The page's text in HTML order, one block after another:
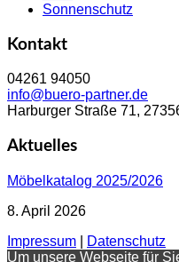
Sonnenschutz
Kontakt
04261 94050
info@buero-partner.de
Harburger Straße 71,
Aktuelles
Möbelkatalog 2025/2026
8. April 2026
Impressum
Datenschutz
Um unsere Webseite für